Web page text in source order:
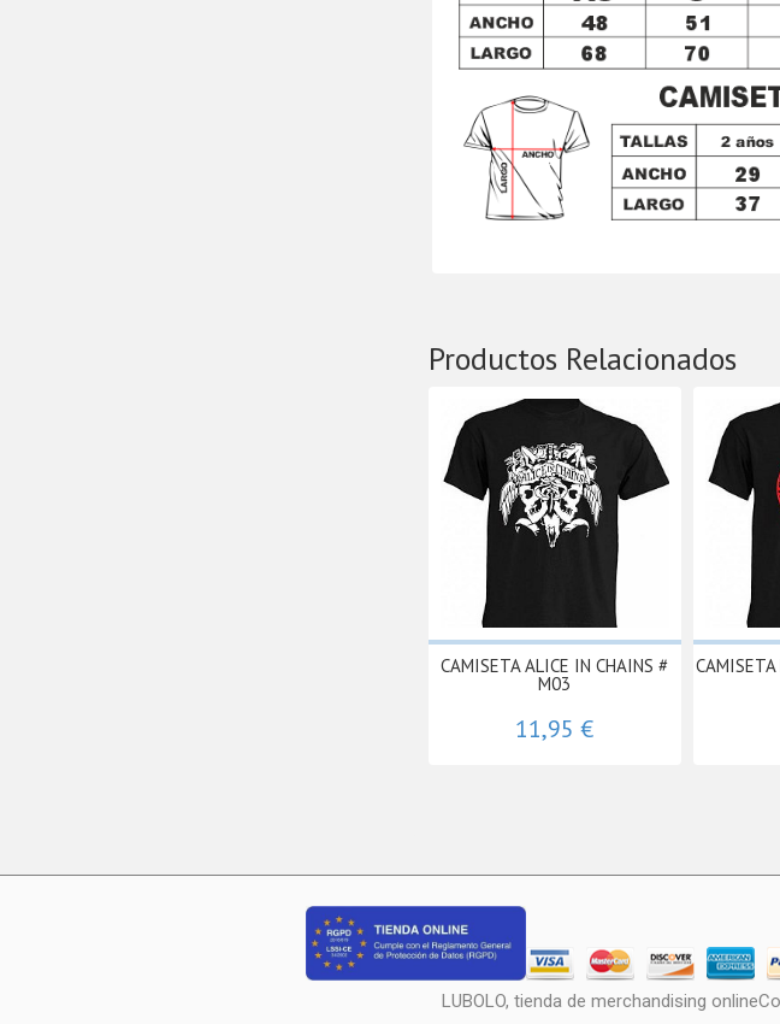
Productos Relacionados
CAMISETA ALICE IN CHAINS #
M03
11,95 €
LUBOLO, tienda de merchandising